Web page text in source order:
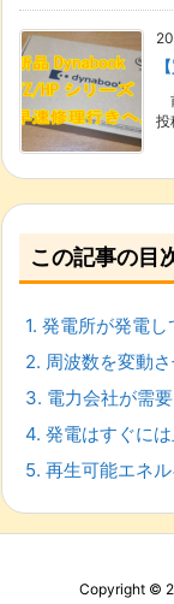
投
この記事の目
1. 発電所が発電し
2. 周波数を変動
3. 電力会社が需
4. 発電はすぐに
5. 再生可能エネ
Copyright ©